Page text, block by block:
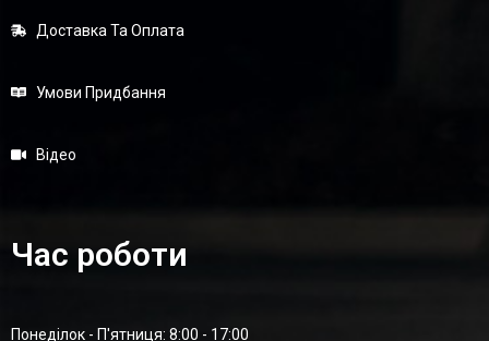
Доставка Та Оплата
Умови Придбання
Відео
Час роботи
Понеділок - П'ятниця: 8:00 - 17:00